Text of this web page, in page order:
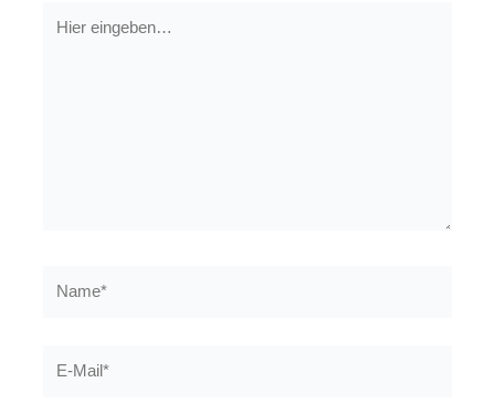
eingeben…
Mail*